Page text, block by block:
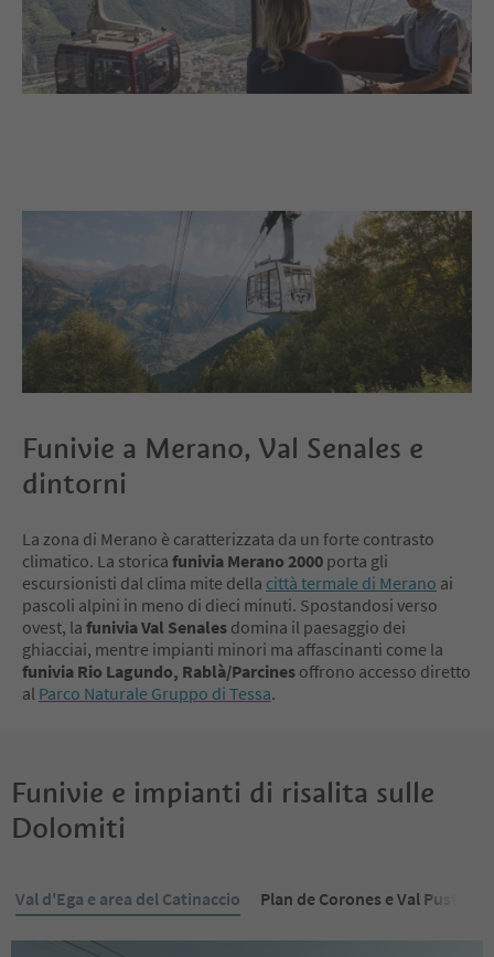
Funivie a Merano, Val Senales e
dintorni
La zona di Merano è caratterizzata da un forte contrasto
climatico. La storica funivia Merano 2000 porta gli
escursionisti dal clima mite della città termale di Merano ai
pascoli alpini in meno di dieci minuti. Spostandosi verso
ovest, la funivia Val Senales domina il paesaggio dei
ghiacciai, mentre impianti minori ma affascinanti come la
funivia Rio Lagundo, Rablà/Parcines offrono accesso diretto
al Parco Naturale Gruppo di Tessa.
Funivie e impianti di risalita sulle
Dolomiti
Val d'Ega e area del Catinaccio Plan de Corones e Val Pusteria